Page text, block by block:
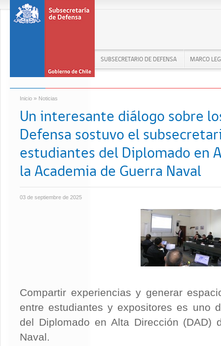
SUBSECRETARIO DE DEFENSA MARCO
Inicio » Noticias
Un interesante diálogo sobre
Defensa sostuvo el
estudiantes del Diplomado en
la Academia de Guerra Naval
03 de septiembre de 2025
Compartir experiencias y generar
entre estudiantes y expositores es uno
del Diplomado en Alta Dirección (DAD)
Naval.